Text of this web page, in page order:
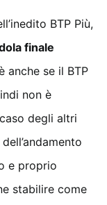
BTP Più,
finale
anche se il BTP
non è
degli altri
e proprio
stabilire come